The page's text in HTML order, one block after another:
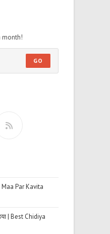
month!
GO
| Maa Par Kavita
| Best Chidiya